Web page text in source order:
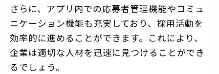
さらに、アプリ内での応募者管理機能やコミュ
ニケーション機能も充実しており、採用活動を
効率的に進めることができます。これにより、
企業は適切な人材を迅速に見つけることができ
るでしょう。